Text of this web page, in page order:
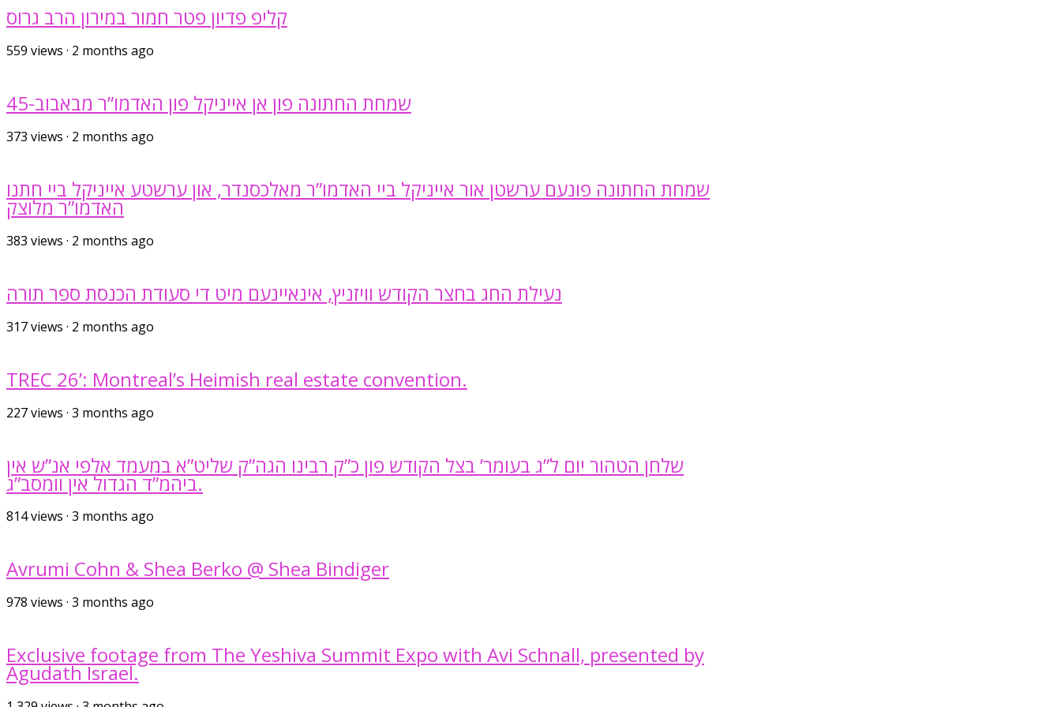
קליפ פדיון פטר חמור במירון הרב גרוס
559 views · 2 months ago
שמחת החתונה פון אן אייניקל פון האדמו”ר מבאבוב-45
373 views · 2 months ago
שמחת החתונה פונעם ערשטן אור אייניקל ביי האדמו”ר מאלכסנדר, און ערשטע אייניקל ביי חתנו
האדמו”ר מלוצק
383 views · 2 months ago
נעילת החג בחצר הקודש וויזניץ, אינאיינעם מיט די סעודת הכנסת ספר תורה
317views · 2 months ago
TREC 26’: Montreal’s Heimish real estate convention.
227views · 3 months ago
שלחן הטהור יום ל”ג בעומר’ בצל הקודש פון כ”ק רבינו הגה”ק שליט”א במעמד אלפי אנ”ש אין
ביהמ”ד הגדול אין וומסב”ג.
814views · 3 months ago
Avrumi Cohn & Shea Berko @ Shea Bindiger
978 views · 3 months ago
Exclusive footage from The Yeshiva Summit Expo with Avi Schnall, presented by
Agudath Israel.